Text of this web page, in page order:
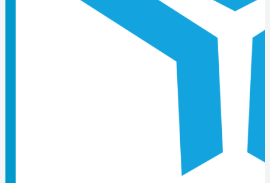
Kocaeli’de Forklift Belgesi Veren Firmalar
Forklift kullanımı günümüz endüstriyel sektörlerinde oldukça
yaygınlaşmış bir uygulamadır. Forkliftler, ağır yükleri taşımak,
yüklemek ve boşaltmak için kullanılan güçlü ve etkili araçlardır.
Ancak, forklift kullanımı yetkinlik ve deneyim gerektiren bir
beceridir. Bu nedenle, Kocaeli’de forklift kullanmak isteyen
kişilerin, geçerli bir forklift belgesine sahip olmaları gerekmektedir.
Poly Belge olarak, Kocaeli’de forklift belgesi veren güvenilir
firmalar hakkında bilgi sunmaktan memnuniyet duyarız.
Kocaeli İş Sağlığı ve Güvenliği Eğitim Merkezi: Kocaeli İş
Sağlığı ve Güvenliği Eğitim Merkezi, forklift operatörlerinin
eğitimini sağlayan köklü bir kuruluştur. Uzman eğitmenler